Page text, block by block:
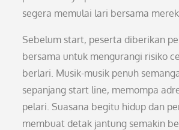
segera memulai lari bersama
Sebelum start, peserta diberikan
bersama untuk mengurangi risiko
berlari. Musik-musik penuh
sepanjang start line, memompa
pelari. Suasana begitu hidup dan
membuat detak jantung semakin